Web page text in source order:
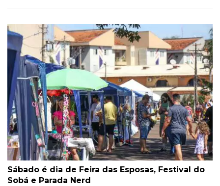
Sábado é dia de Feira das Esposas, Festival do
Sobá e Parada Nerd